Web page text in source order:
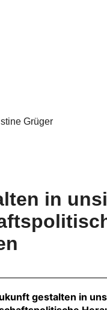
Grüger
in